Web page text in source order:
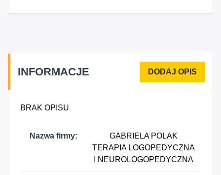
INFORMACJE
BRAK OPISU
Nazwa firmy:
GABRIELA POLAK
TERAPIA LOGOPEDYCZNA
I NEUROLOGOPEDYCZNA